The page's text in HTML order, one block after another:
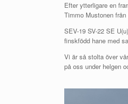
Efter ytterligare en
Timmo Mustonen
SEV-19 SV-22 SE
finskfödd hane med
Vi är så stolta över
på oss under helgen